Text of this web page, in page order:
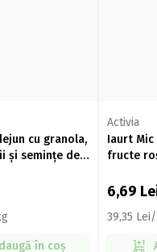
cu granola,
și semințe de
în coș
Activia
Iaurt Mic
fructe
6,69
39,35